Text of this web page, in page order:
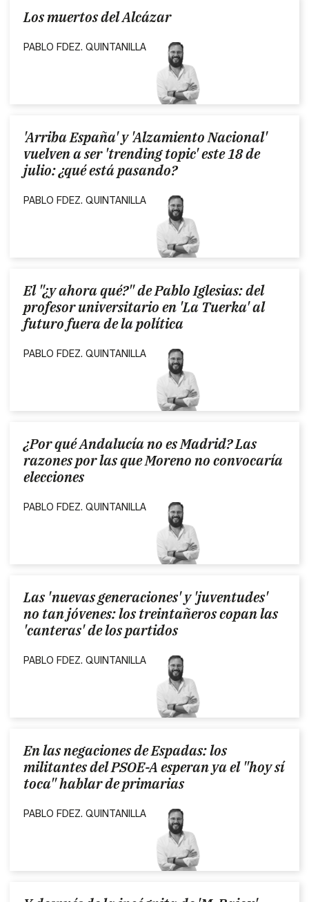
Los muertos del Alcázar
PABLO FDEZ. QUINTANILLA
'Arriba España' y 'Alzamiento Nacional'
vuelven a ser 'trending topic' este 18 de
julio: ¿qué está pasando?
PABLO FDEZ. QUINTANILLA
El "¿y ahora qué?" de Pablo Iglesias: del
profesor universitario en 'La Tuerka' al
futuro fuera de la política
PABLO FDEZ. QUINTANILLA
¿Por qué Andalucía no es Madrid? Las
razones por las que Moreno no convocaría
elecciones
PABLO FDEZ. QUINTANILLA
Las 'nuevas generaciones' y 'juventudes'
no tan jóvenes: los treintañeros copan las
'canteras' de los partidos
PABLO FDEZ. QUINTANILLA
En las negaciones de Espadas: los
militantes del PSOE-A esperan ya el "hoy sí
toca" hablar de primarias
PABLO FDEZ. QUINTANILLA